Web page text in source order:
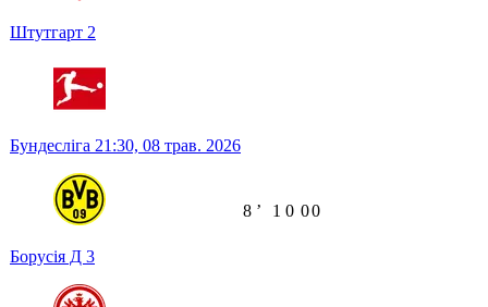
Штутгарт 2
Бундесліга 21:30, 08 трав. 2026
Борусія Д 3
8 ʼ 1 0 00